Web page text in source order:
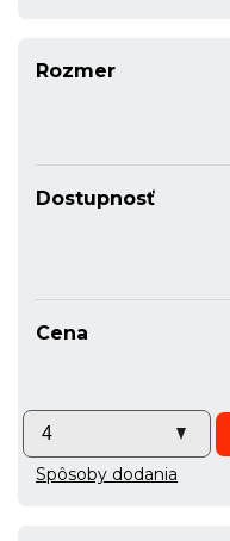
Rozmer
Dostupnosť
Cena
Spôsoby dodania